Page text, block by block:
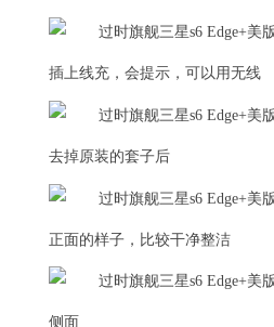
插上线充，会提示，可以用无线
去掉原装的套子后
正面的样子，比较干净整洁
侧面